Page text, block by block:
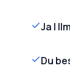
Ja |
Du